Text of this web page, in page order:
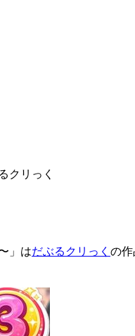
クリっく
」はだぶるクリっく の